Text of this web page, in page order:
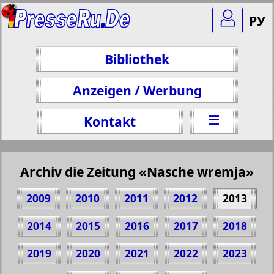
Bibliothek
Anzeigen / Werbung
Kontakt
☰
РУ
Archiv die Zeitung «Nasche wremja»
2009 2010 2011 2012
2013
2014
2015 2016 2017
2018
2019
2020 2021 2022
2023
Teilen 8 Seite Zeitung "Nasche wremja", №